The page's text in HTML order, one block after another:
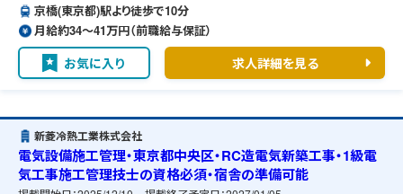
京橋(東京都)駅より徒歩で10分
月給約34〜41万円（前職給与保証）
お気に入り 求人詳細を見る
新菱冷熱工業株式会社
電気設備施工管理・東京都中央区・RC造電気新築工事・1級電
気工事施工管理技士の資格必須・宿舎の準備可能